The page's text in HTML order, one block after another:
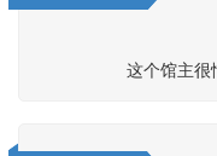
这个馆主很